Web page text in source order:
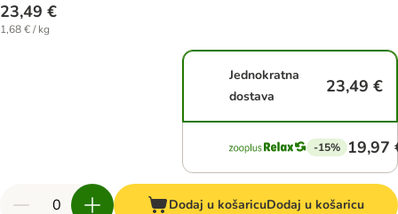
23,49 €
1,68 € / kg
Jednokratna
dostava
23,49 €
-15% 19,97
Dodaj u košaricuDodaj u košaricu